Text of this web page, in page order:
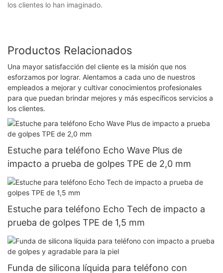
los clientes lo han imaginado.
Productos Relacionados
Una mayor satisfacción del cliente es la misión que nos
esforzamos por lograr. Alentamos a cada uno de nuestros
empleados a mejorar y cultivar conocimientos profesionales
para que puedan brindar mejores y más específicos servicios a
los clientes.
Estuche para teléfono Echo Wave Plus de
impacto a prueba de golpes TPE de 2,0 mm
Estuche para teléfono Echo Tech de impacto a
prueba de golpes TPE de 1,5 mm
Funda de silicona líquida para teléfono con